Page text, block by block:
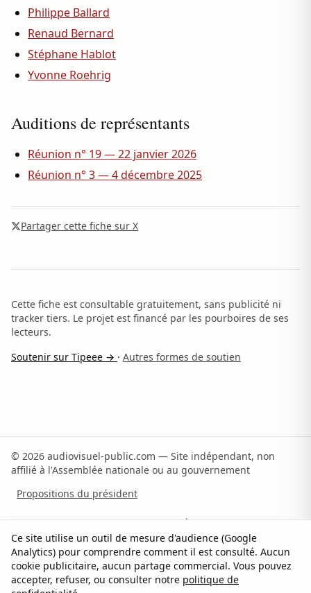
Philippe Ballard
Renaud Bernard
Stéphane Hablot
Yvonne Roehrig
Auditions de représentants
Réunion n° 19 — 22 janvier 2026
Réunion n° 3 — 4 décembre 2025
Partager cette fiche sur X
Cette fiche est consultable gratuitement, sans publicité ni
tracker tiers. Le projet est financé par les pourboires de ses
lecteurs.
Soutenir sur Tipeee → · Autres formes de soutien
© 2026 audiovisuel-public.com — Site indépendant, non
affilié à l'Assemblée nationale ou au gouvernement
Propositions du président
Recommandations du rapporteur À propos
Méthodologie Sources Contact Soutenir
Confidentialité Gérer les cookies
Ce site utilise un outil de mesure d'audience (Google
Analytics) pour comprendre comment il est consulté. Aucun
cookie publicitaire, aucun partage commercial. Vous pouvez
accepter, refuser, ou consulter notre politique de